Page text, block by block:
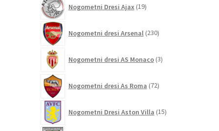
Nogometni Dresi Ajax 19izdelkov
Nogometni dresi Arsenal 230izdelkov
Nogometni dresi AS Monaco 3izdelki
Nogometni dresi As Roma 72izdelkov
Nogometni Dresi Aston Villa 15izdelkov